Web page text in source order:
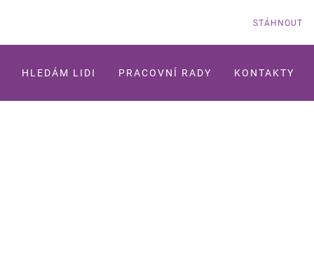
STÁHNOUT
HLEDÁM LIDI PRACOVNÍ RADY KONTAKTY